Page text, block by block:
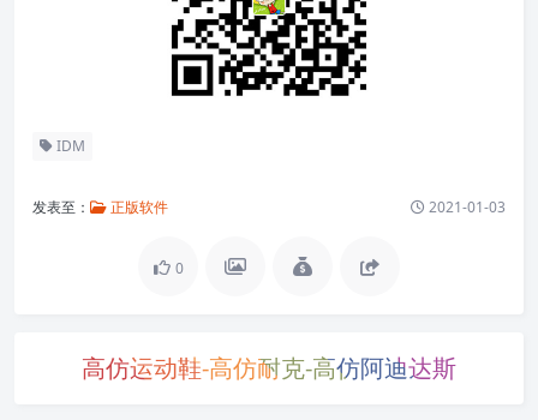
IDM
发表至： 正版软件 2021-01-03
0
高仿运动鞋-高仿耐克-高仿阿迪达斯